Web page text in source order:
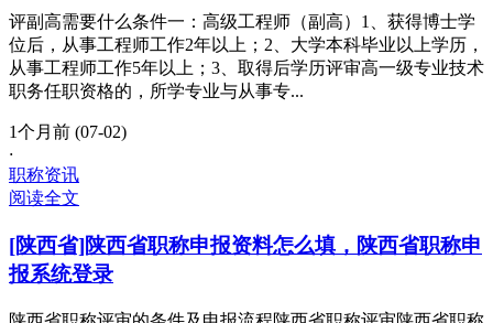
评副高需要什么条件一：高级工程师（副高）1、获得博士学
位后，从事工程师工作2年以上；2、大学本科毕业以上学历，
从事工程师工作5年以上；3、取得后学历评审高一级专业技术
职务任职资格的，所学专业与从事专...
1个月前 (07-02)
·
职称资讯
阅读全文
[陕西省]陕西省职称申报资料怎么填，陕西省职称申
报系统登录